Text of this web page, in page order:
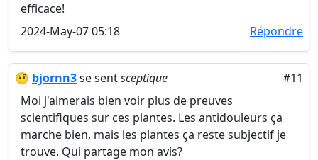
efficace!
2024-May-07 05:18
Répondre
🤨 bjornn3se sentsceptique
#11
Moi j'aimerais bien voir plus de preuves
scientifiques sur ces plantes. Les antidouleurs ça
marche bien, mais les plantes ça reste subjectif je
trouve. Qui partage mon avis?